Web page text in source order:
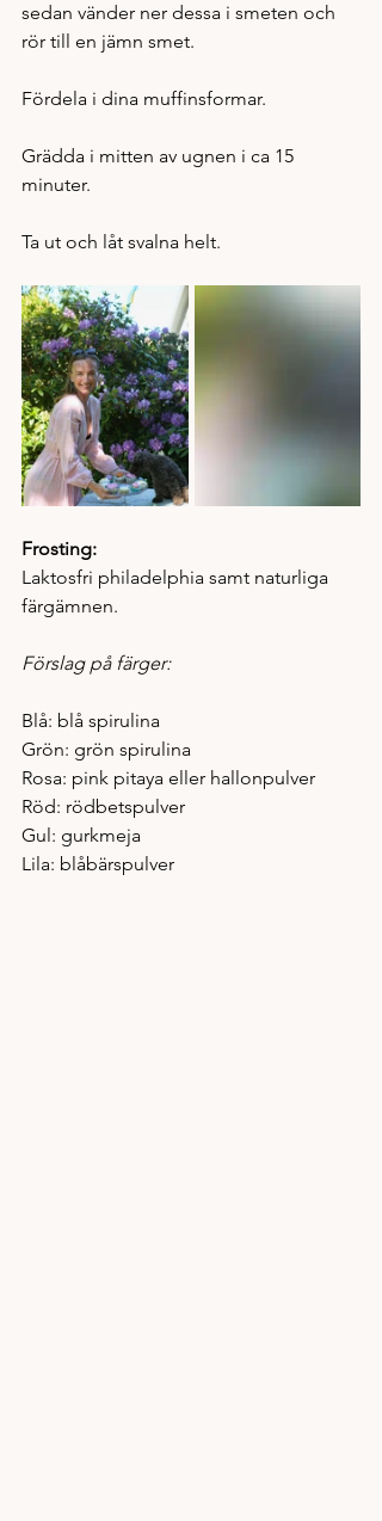
sedan vänder ner dessa i smeten och
rör till en jämn smet.
Fördela i dina muffinsformar.
Grädda i mitten av ugnen i ca 15
minuter.
Ta ut och låt svalna helt.
Frosting:
Laktosfri philadelphia samt naturliga
färgämnen.
Förslag på färger:
Blå: blå spirulina
Grön: grön spirulina
Rosa: pink pitaya eller hallonpulver
Röd: rödbetspulver
Gul: gurkmeja
Lila: blåbärspulver